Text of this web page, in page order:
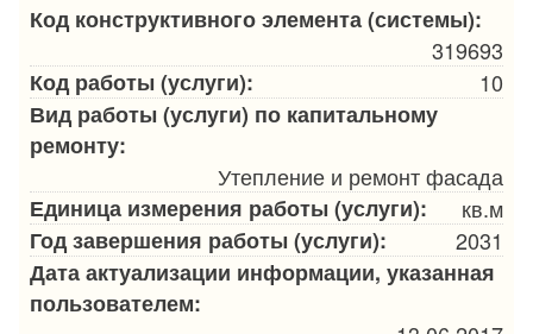
Код конструктивного элемента (системы):
319693
Код работы (услуги):
10
Вид работы (услуги) по капитальному
ремонту:
Утепление и ремонт фасада
Единица измерения работы (услуги):
кв.м
Год завершения работы (услуги):
2031
Дата актуализации информации, указанная
пользователем: